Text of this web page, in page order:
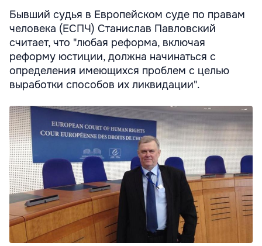
Бывший судья в Европейском суде по правам
человека (ЕСПЧ) Станислав Павловский
считает, что "любая реформа, включая
реформу юстиции, должна начинаться с
определения имеющихся проблем с целью
выработки способов их ликвидации".